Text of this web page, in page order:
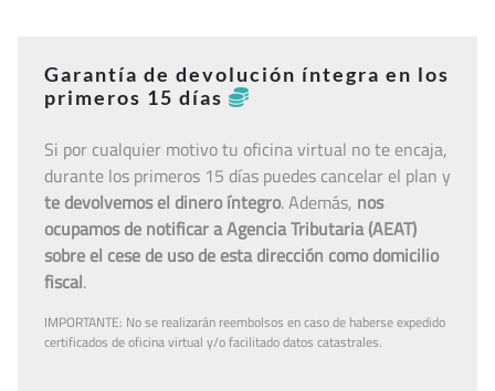
Garantía de devolución íntegra en los
primeros 15 días
Si por cualquier motivo tu oficina virtual no te encaja,
durante los primeros 15 días puedes cancelar el plan y
te devolvemos el dinero íntegro. Además, nos
ocupamos de notificar a Agencia Tributaria (AEAT)
sobre el cese de uso de esta dirección como domicilio
fiscal.
IMPORTANTE: No se realizarán reembolsos en caso de haberse expedido
certificados de oficina virtual y/o facilitado datos catastrales.